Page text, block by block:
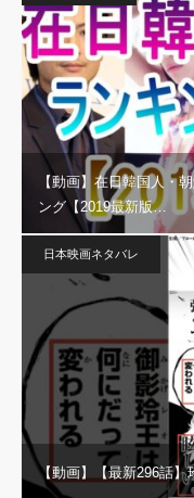
【動画】在日韓国人・
ング【2019最新版…
日本映画ネタバレ
【動画】【最新296話】